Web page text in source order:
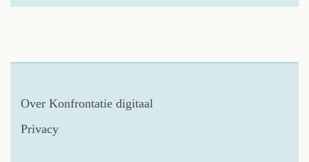
Over Konfrontatie digitaal
Privacy